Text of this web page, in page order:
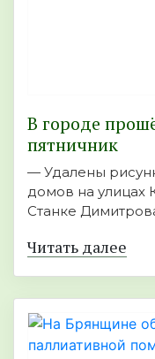
В городе
пятничник
— Удалены
домов на улицах
Станке
Читать далее